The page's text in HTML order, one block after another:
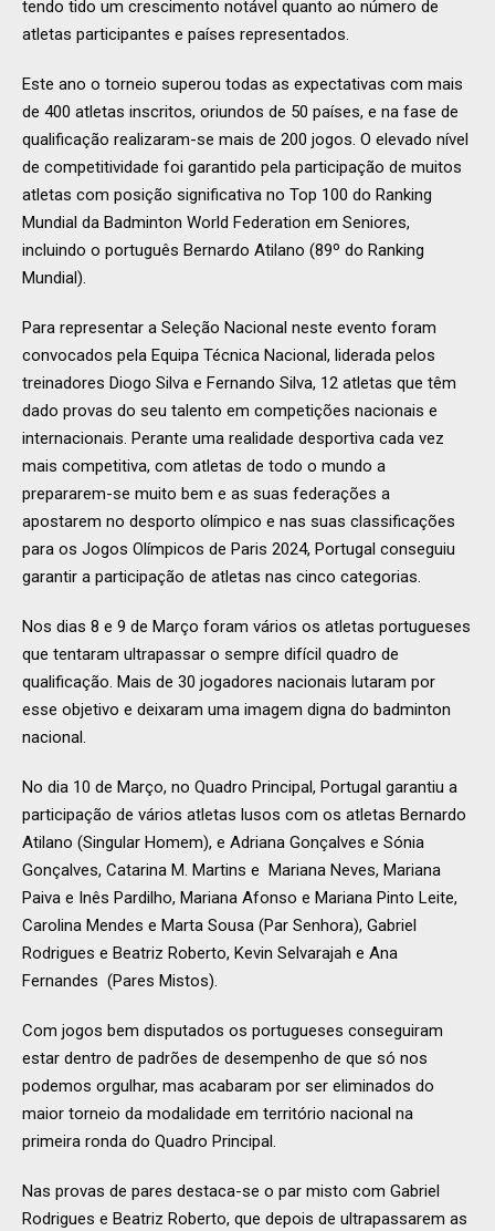
tendo tido um crescimento notável quanto ao número de
atletas participantes e países representados.
Este ano o torneio superou todas as expectativas com mais
de 400 atletas inscritos, oriundos de 50 países, e na fase de
qualificação realizaram-se mais de 200 jogos. O elevado nível
de competitividade foi garantido pela participação de muitos
atletas com posição significativa no Top 100 do Ranking
Mundial da Badminton World Federation em Seniores,
incluindo o português Bernardo Atilano (89º do Ranking
Mundial).
Para representar a Seleção Nacional neste evento foram
convocados pela Equipa Técnica Nacional, liderada pelos
treinadores Diogo Silva e Fernando Silva, 12 atletas que têm
dado provas do seu talento em competições nacionais e
internacionais. Perante uma realidade desportiva cada vez
mais competitiva, com atletas de todo o mundo a
prepararem-se muito bem e as suas federações a
apostarem no desporto olímpico e nas suas classificações
para os Jogos Olímpicos de Paris 2024, Portugal conseguiu
garantir a participação de atletas nas cinco categorias.
Nos dias 8 e 9 de Março foram vários os atletas portugueses
que tentaram ultrapassar o sempre difícil quadro de
qualificação. Mais de 30 jogadores nacionais lutaram por
esse objetivo e deixaram uma imagem digna do badminton
nacional.
No dia 10 de Março, no Quadro Principal, Portugal garantiu a
participação de vários atletas lusos com os atletas Bernardo
Atilano (Singular Homem), e Adriana Gonçalves e Sónia
Gonçalves, Catarina M. Martins e Mariana Neves, Mariana
Paiva e Inês Pardilho, Mariana Afonso e Mariana Pinto Leite,
Carolina Mendes e Marta Sousa (Par Senhora), Gabriel
Rodrigues e Beatriz Roberto, Kevin Selvarajah e Ana
Fernandes (Pares Mistos).
Com jogos bem disputados os portugueses conseguiram
estar dentro de padrões de desempenho de que só nos
podemos orgulhar, mas acabaram por ser eliminados do
maior torneio da modalidade em território nacional na
primeira ronda do Quadro Principal.
Nas provas de pares destaca-se o par misto com Gabriel
Rodrigues e Beatriz Roberto, que depois de ultrapassarem as